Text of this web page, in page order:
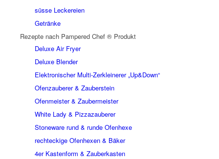
süsse Leckereien
Getränke
Rezepte nach Pampered Chef ® Produkt
Deluxe Air Fryer
Deluxe Blender
Elektronischer Multi-Zerkleinerer „Up&Down“
Ofenzauberer & Zauberstein
Ofenmeister & Zaubermeister
White Lady & Pizzazauberer
Stoneware rund & runde Ofenhexe
rechteckige Ofenhexen & Bäker
4er Kastenform & Zauberkasten